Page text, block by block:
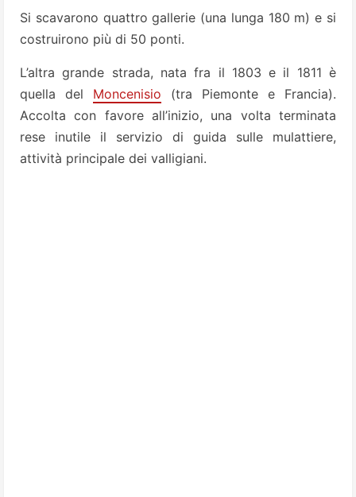
Si scavarono quattro gallerie (una lunga 180 m) e si
costruirono più di 50 ponti.
L’altra grande strada, nata fra il 1803 e il 1811 è
quella del Moncenisio (tra Piemonte e Francia).
Accolta con favore all’inizio, una volta terminata
rese inutile il servizio di guida sulle mulattiere,
attività principale dei valligiani.